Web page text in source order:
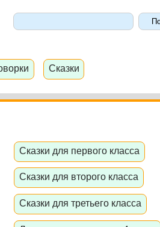
Сказки
Сказки для первого класса
Сказки для второго класса
Сказки для третьего класса